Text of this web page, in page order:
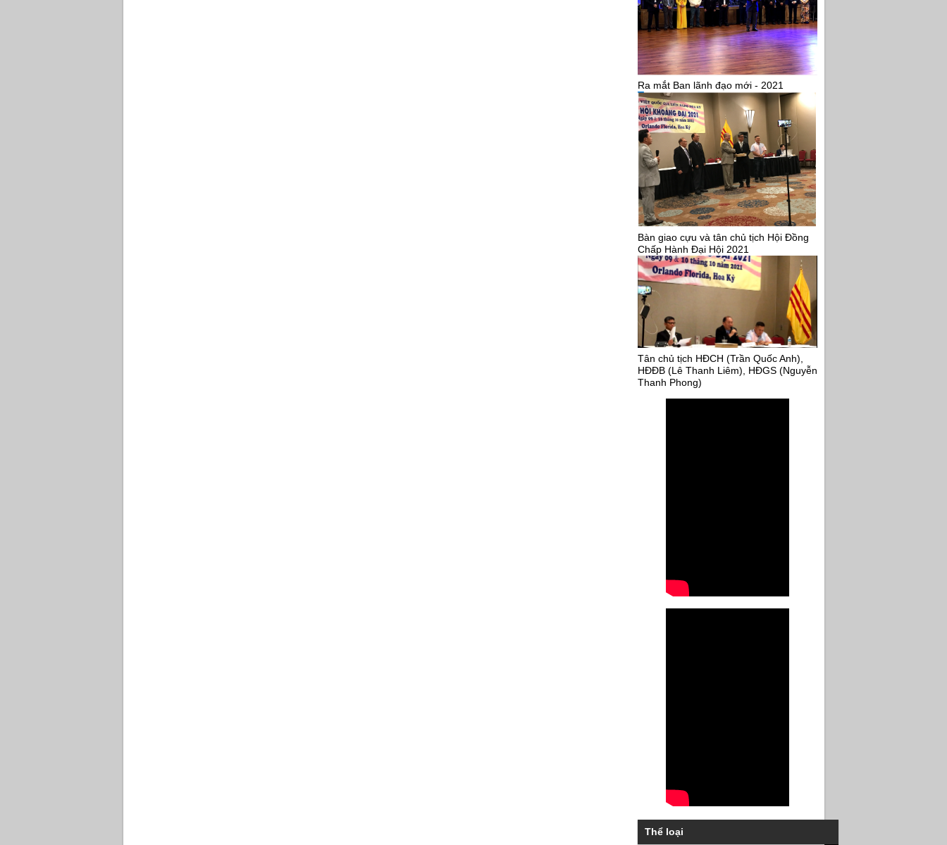
Ra mắt Ban lãnh đạo mới - 2021
Bàn giao cựu và tân chủ tịch Hội Đồng
Chấp Hành Đại Hội 2021
Tân chủ tịch HĐCH (Trần Quốc Anh),
HĐĐB (Lê Thanh Liêm), HĐGS (Nguyễn
Thanh Phong)
Thể loại